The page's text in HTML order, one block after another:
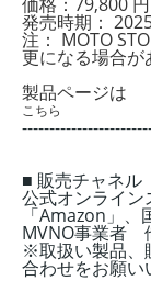
発売時期：
注： MOTO
更になる場合が
製品ページは
こちら
■ 販売チャネル
公式オンライン
「Amazon」、
MVNO事業者
※取扱い製品、
合わせをお願い